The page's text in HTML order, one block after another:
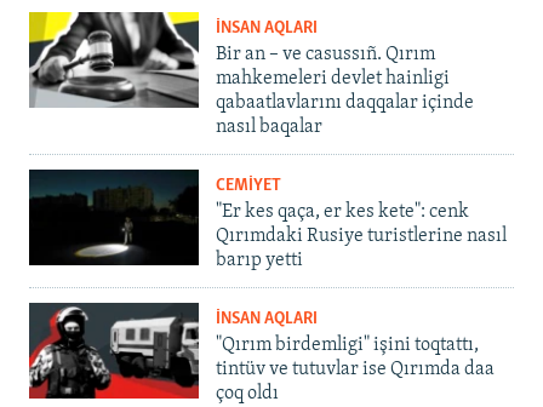
İNSAN AQLARI
Bir an – ve casussıñ. Qırım
mahkemeleri devlet hainligi
qabaatlavlarını daqqalar içinde
nasıl baqalar
CEMİYET
"Er kes qaça, er kes kete": cenk
Qırımdaki Rusiye turistlerine nasıl
barıp yetti
İNSAN AQLARI
"Qırım birdemligi" işini toqtattı,
tintüv ve tutuvlar ise Qırımda daa
çoq oldı